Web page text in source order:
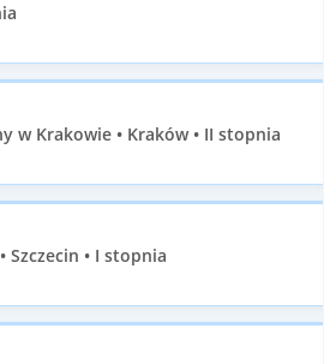
w Krakowie • Kraków • II stopnia
Szczecin • I stopnia